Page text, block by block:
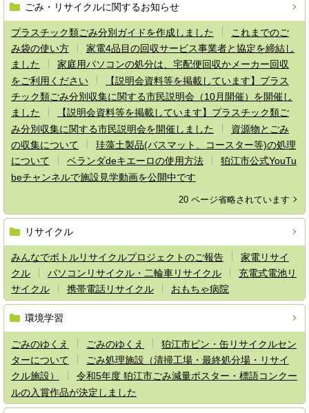
ごみ・リサイクルに関するお知らせ
プラスチック類ごみ分別ガイドを作成しました
これまでのご
み袋の使い方
家電4品目の回収サービス事業者と協定を締結し
ました
家庭用パソコンの処分は、宅配便回収かメーカー回収
をご利用ください
【説明会資料等を掲載しています】プラス
チック類ごみ分別収集に関する市民説明会（10月開催）を開催し
ました
【説明会資料等を掲載しています】プラスチック類ご
み分別収集に関する市民説明会を開催しました
資源物とごみ
の収集について
珪藻土製品(バスマット、コースター等)の処理
について
ベランダdeキエーロの使用方法
狛江市公式YouTu
beチャンネルで施設見学動画を公開中です
20 ページ省略されています
リサイクル
みんなでボトルリサイクルプロジェクトのご報告
家電リサイ
クル
パソコンリサイクル・二輪車リサイクル
充電式電池リ
サイクル
携帯電話リサイクル おもちゃ病院
環境学習
ごみのゆくえ ごみのゆくえ
狛江市ビン・缶リサイクルセン
ターについて
ごみ処理施設（清掃工場・最終処分場・リサイ
クル施設）
令和5年度 狛江市ごみ減量ポスター・標語コンクー
ルの入賞作品が決定しました